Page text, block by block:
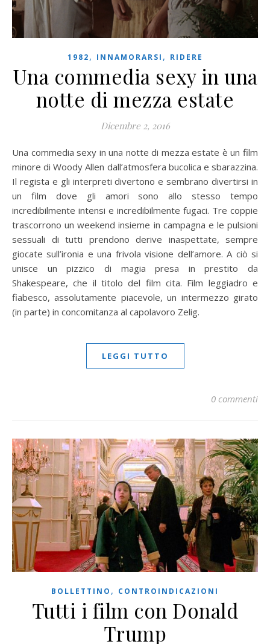
1982, INNAMORARSI , RIDERE
Una commedia sexy in una
notte di mezza estate
Dicembre 2, 2016
Una commedia sexy in una notte di mezza estate è un film
minore di Woody Allen dall’atmosfera bucolica e sbarazzina.
Il regista e gli interpreti divertono e sembrano divertirsi in
un film dove gli amori sono allo stesso tempo
incredibilmente intensi e incredibilmente fugaci. Tre coppie
trascorrono un weekend insieme in campagna e le pulsioni
sessuali di tutti prendono derive inaspettate, sempre
giocate sull’ironia e una frivola visione dell’amore. A ciò si
unisce un pizzico di magia presa in prestito da
Shakespeare, che il titolo del film cita. Film leggiadro e
fiabesco, assolutamente piacevole, un intermezzo girato
(in parte) in concomitanza al capolavoro Zelig.
LEGGI TUTTO
0 commenti
BOLLETTINO , CONTROINDICAZIONI
Tutti i film con Donald
Trump